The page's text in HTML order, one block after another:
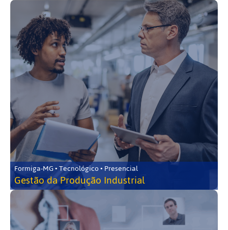
Formiga-MG • Tecnológico • Presencial
Gestão da Produção Industrial